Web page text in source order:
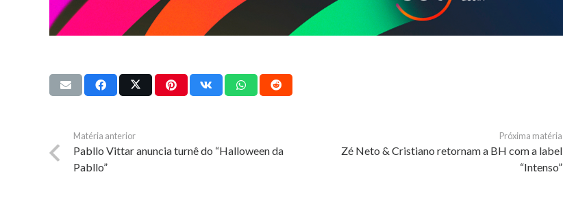
Matéria anterior
Pabllo Vittar anuncia turnê do “Halloween da
Pabllo”
Próxima matéria
Zé Neto & Cristiano retornam a BH com a label
“Intenso”